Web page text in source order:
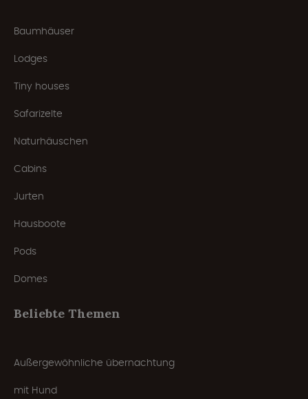
Baumhäuser
Lodges
Tiny houses
Safarizelte
Naturhäuschen
Cabins
Jurten
Hausboote
Pods
Domes
Beliebte Themen
Außergewöhnliche übernachtung
mit Hund